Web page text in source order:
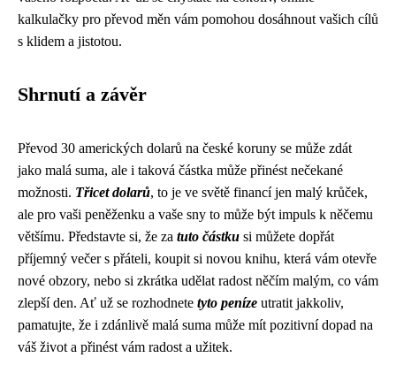
kalkulačky pro převod měn vám pomohou dosáhnout vašich cílů
s klidem a jistotou.
Shrnutí a závěr
Převod 30 amerických dolarů na české koruny se může zdát
jako malá suma, ale i taková částka může přinést nečekané
možnosti. Třicet dolarů, to je ve světě financí jen malý krůček,
ale pro vaši peněženku a vaše sny to může být impuls k něčemu
většímu. Představte si, že za tuto částku si můžete dopřát
příjemný večer s přáteli, koupit si novou knihu, která vám otevře
nové obzory, nebo si zkrátka udělat radost něčím malým, co vám
zlepší den. Ať už se rozhodnete tyto peníze utratit jakkoliv,
pamatujte, že i zdánlivě malá suma může mít pozitivní dopad na
váš život a přinést vám radost a užitek.